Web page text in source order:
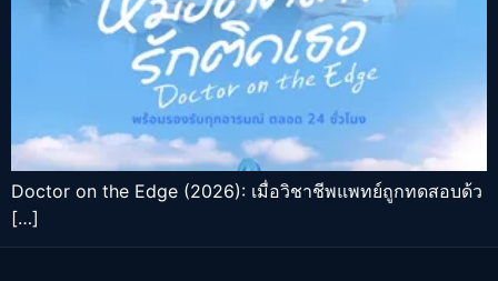
Doctor on the Edge (2026): เมื่อวิชาชีพแพทย์ถูกทดสอบด้ว
[…]